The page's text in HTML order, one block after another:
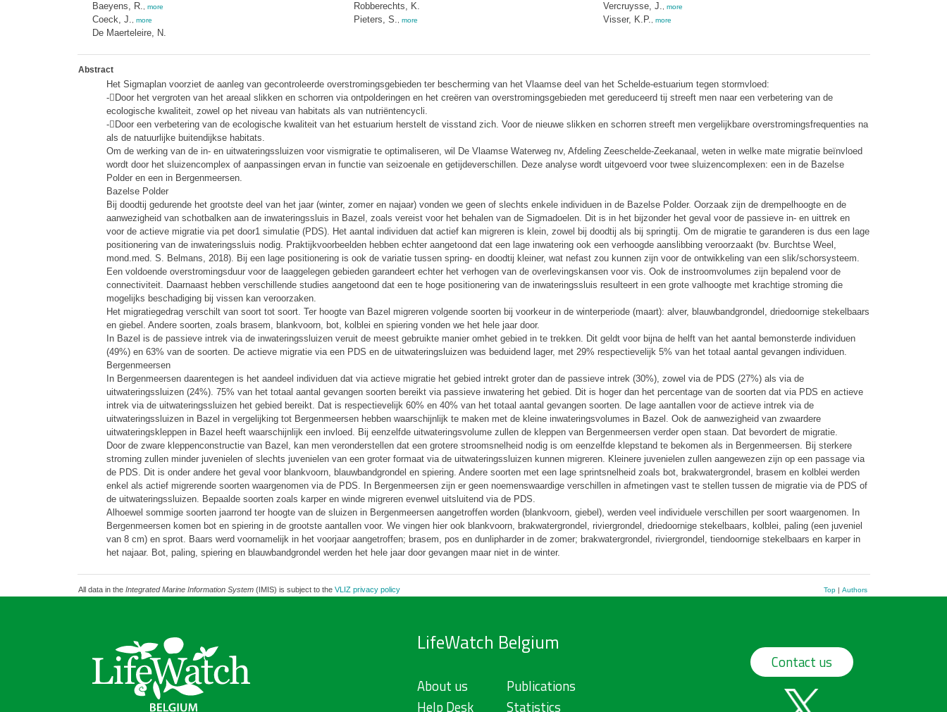
Baeyens, R. more
Coeck, J. more
De Maerteleire, N.
Robberechts, K.
Pieters, S.
more
Vercruysse, J. more
Visser, K.P. more
Abstract
Het Sigmaplan voorziet de aanleg van gecontroleerde overstromingsgebieden ter bescherming van het Vlaamse deel van het Schelde-estuarium tegen stormvloed:
-Door het vergroten van het areaal slikken en schorren via ontpolderingen en het creëren van overstromingsgebieden met gereduceerd tij streeft men naar een verbetering van de
ecologische kwaliteit, zowel op het niveau van habitats als van nutriëntencycli.
-Door een verbetering van de ecologische kwaliteit van het estuarium herstelt de visstand zich. Voor de nieuwe slikken en schorren streeft men vergelijkbare overstromingsfrequenties na
als de natuurlijke buitendijkse habitats.
Om de werking van de in- en uitwateringssluizen voor vismigratie te optimaliseren, wil De Vlaamse Waterweg nv, Afdeling Zeeschelde-Zeekanaal, weten in welke mate migratie beïnvloed
wordt door het sluizencomplex of aanpassingen ervan in functie van seizoenale en getijdeverschillen. Deze analyse wordt uitgevoerd voor twee sluizencomplexen: een in de Bazelse
Polder en een in Bergenmeersen.
Bazelse Polder
Bij doodtij gedurende het grootste deel van het jaar (winter, zomer en najaar) vonden we geen of slechts enkele individuen in de Bazelse Polder. Oorzaak zijn de drempelhoogte en de
aanwezigheid van schotbalken aan de inwateringssluis in Bazel, zoals vereist voor het behalen van de Sigmadoelen. Dit is in het bijzonder het geval voor de passieve in- en uittrek en
voor de actieve migratie via pet door1 simulatie (PDS). Het aantal individuen dat actief kan migreren is klein, zowel bij doodtij als bij springtij. Om de migratie te garanderen is dus een lage
positionering van de inwateringssluis nodig. Praktijkvoorbeelden hebben echter aangetoond dat een lage inwatering ook een verhoogde aanslibbing veroorzaakt (bv. Burchtse Weel,
mond.med. S. Belmans, 2018). Bij een lage positionering is ook de variatie tussen spring- en doodtij kleiner, wat nefast zou kunnen zijn voor de ontwikkeling van een slik/schorsysteem.
Een voldoende overstromingsduur voor de laaggelegen gebieden garandeert echter het verhogen van de overlevingskansen voor vis. Ook de instroomvolumes zijn bepalend voor de
connectiviteit. Daarnaast hebben verschillende studies aangetoond dat een te hoge positionering van de inwateringssluis resulteert in een grote valhoogte met krachtige stroming die
mogelijks beschadiging bij vissen kan veroorzaken.
Het migratiegedrag verschilt van soort tot soort. Ter hoogte van Bazel migreren volgende soorten bij voorkeur in de winterperiode (maart): alver, blauwbandgrondel, driedoornige stekelbaars
en giebel. Andere soorten, zoals brasem, blankvoorn, bot, kolblei en spiering vonden we het hele jaar door.
In Bazel is de passieve intrek via de inwateringssluizen veruit de meest gebruikte manier omhet gebied in te trekken. Dit geldt voor bijna de helft van het aantal bemonsterde individuen
(49%) en 63% van de soorten. De actieve migratie via een PDS en de uitwateringsluizen was beduidend lager, met 29% respectievelijk 5% van het totaal aantal gevangen individuen.
Bergenmeersen
In Bergenmeersen daarentegen is het aandeel individuen dat via actieve migratie het gebied intrekt groter dan de passieve intrek (30%), zowel via de PDS (27%) als via de
uitwateringssluizen (24%). 75% van het totaal aantal gevangen soorten bereikt via passieve inwatering het gebied. Dit is hoger dan het percentage van de soorten dat via PDS en actieve
intrek via de uitwateringssluizen het gebied bereikt. Dat is respectievelijk 60% en 40% van het totaal aantal gevangen soorten. De lage aantallen voor de actieve intrek via de
uitwateringssluizen in Bazel in vergelijking tot Bergenmeersen hebben waarschijnlijk te maken met de kleine inwateringsvolumes in Bazel. Ook de aanwezigheid van zwaardere
uitwateringskleppen in Bazel heeft waarschijnlijk een invloed. Bij eenzelfde uitwateringsvolume zullen de kleppen van Bergenmeersen verder open staan. Dat bevordert de migratie.
Door de zware kleppenconstructie van Bazel, kan men veronderstellen dat een grotere stroomsnelheid nodig is om eenzelfde klepstand te bekomen als in Bergenmeersen. Bij sterkere
stroming zullen minder juvenielen of slechts juvenielen van een groter formaat via de uitwateringssluizen kunnen migreren. Kleinere juvenielen zullen aangewezen zijn op een passage via
de PDS. Dit is onder andere het geval voor blankvoorn, blauwbandgrondel en spiering. Andere soorten met een lage sprintsnelheid zoals bot, brakwatergrondel, brasem en kolblei werden
enkel als actief migrerende soorten waargenomen via de PDS. In Bergenmeersen zijn er geen noemenswaardige verschillen in afmetingen vast te stellen tussen de migratie via de PDS of
de uitwateringssluizen. Bepaalde soorten zoals karper en winde migreren evenwel uitsluitend via de PDS.
Alhoewel sommige soorten jaarrond ter hoogte van de sluizen in Bergenmeersen aangetroffen worden (blankvoorn, giebel), werden veel individuele verschillen per soort waargenomen. In
Bergenmeersen komen bot en spiering in de grootste aantallen voor. We vingen hier ook blankvoorn, brakwatergrondel, riviergrondel, driedoornige stekelbaars, kolblei, paling (een juveniel
van 8 cm) en sprot. Baars werd voornamelijk in het voorjaar aangetroffen; brasem, pos en dunlipharder in de zomer; brakwatergrondel, riviergrondel, tiendoornige stekelbaars en karper in
het najaar. Bot, paling, spiering en blauwbandgrondel werden het hele jaar door gevangen maar niet in de winter.
All data in the Integrated Marine Information System(IMIS) is subject to the VLIZ privacy policy Top| Authors
LifeWatch Belgium
About us
Help Desk
Publications
Statistics
Contact us